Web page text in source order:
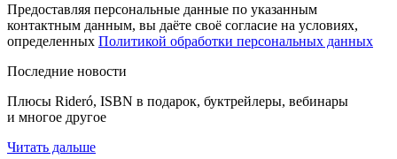
Предоставляя персональные данные по указанным
контактным данным, вы даёте своё согласие на условиях,
определенных Политикой обработки персональных данных
Последние новости
Плюсы Rideró, ISBN в подарок, буктрейлеры, вебинары
и многое другое
Читать дальше